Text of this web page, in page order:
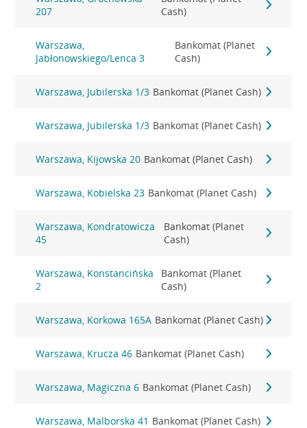
207
Cash)
Warszawa,
Jabłonowskiego/Lenca 3
Bankomat (Planet
Cash)
Warszawa, Jubilerska 1/3 Bankomat (Planet Cash)
Warszawa, Jubilerska 1/3 Bankomat (Planet Cash)
Warszawa, Kijowska 20 Bankomat (Planet Cash)
Warszawa, Kobielska 23 Bankomat (Planet Cash)
Warszawa, Kondratowicza
45
Bankomat (Planet
Cash)
Warszawa, Konstancińska
2
Bankomat (Planet
Cash)
Warszawa, Korkowa 165A Bankomat (Planet Cash)
Warszawa, Krucza 46 Bankomat (Planet Cash)
Warszawa, Magiczna 6 Bankomat (Planet Cash)
Warszawa, Malborska 41 Bankomat (Planet Cash)